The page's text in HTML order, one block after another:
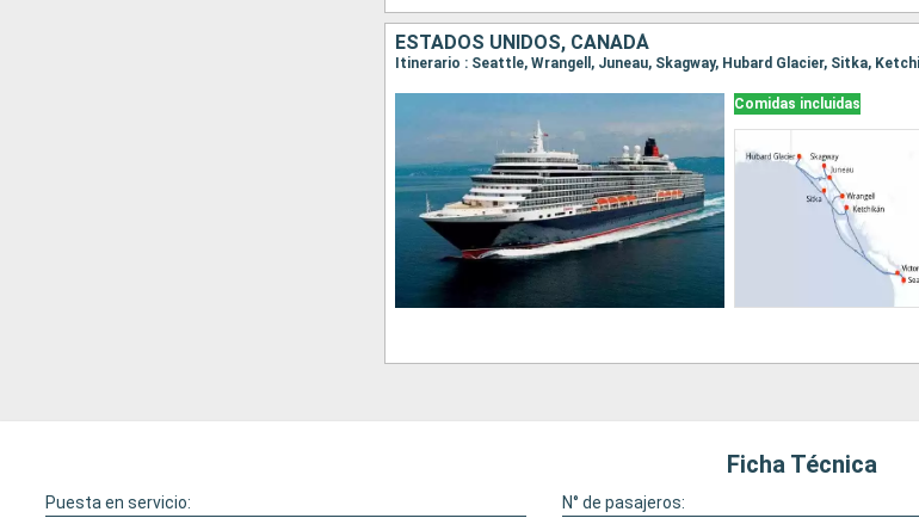
ESTADOS UNIDOS, CANADÁ
Itinerario : Seattle, Wrangell, Juneau, Skagway, Hubard Glacier, Sitka,
Comidas incluidas
Ficha Técnica
Puesta en servicio: N° de pasajeros: